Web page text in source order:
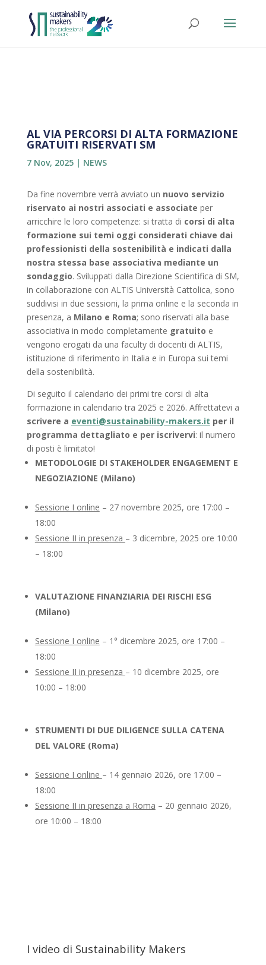
AL VIA PERCORSI DI ALTA FORMAZIONE
GRATUITI RISERVATI SM
7 Nov, 2025| NEWS
Da fine novembre verrà avviato un nuovo servizio
riservato ai nostri associati e associate per
arricchire le loro competenze: si tratta di corsi di alta
formazione sui temi oggi considerati chiave dai
professionisti della sostenibilità e indicati dalla
nostra stessa base associativa mediante un
sondaggio. Sviluppati dalla Direzione Scientifica di SM,
in collaborazione con ALTIS Università Cattolica, sono
suddivisi in due sessioni, la prima online e la seconda in
presenza, a Milano e Roma; sono riservati alla base
associativa in modo completamente gratuito e
vengono erogati da una faculty di docenti di ALTIS,
istituzione di riferimento in Italia e in Europa sui temi
della sostenibilità.
Di seguito il calendario dei primi tre corsi di alta
formazione in calendario tra 2025 e 2026. Affrettatevi a
scrivere a eventi@sustainability-makers.it per il
programma dettagliato e per iscrivervi: il numero
di posti è limitato!
METODOLOGIE DI STAKEHOLDER ENGAGEMENT E
NEGOZIAZIONE (Milano)
Sessione I online – 27 novembre 2025, ore 17:00 –
18:00
Sessione II in presenza – 3 dicembre, 2025 ore 10:00
– 18:00
VALUTAZIONE FINANZIARIA DEI RISCHI ESG
(Milano)
Sessione I online – 1° dicembre 2025, ore 17:00 –
18:00
Sessione II in presenza – 10 dicembre 2025, ore
10:00 – 18:00
STRUMENTI DI DUE DILIGENCE SULLA CATENA
DEL VALORE (Roma)
Sessione I online – 14 gennaio 2026, ore 17:00 –
18:00
Sessione II in presenza a Roma – 20 gennaio 2026,
ore 10:00 – 18:00
I video di Sustainability Makers